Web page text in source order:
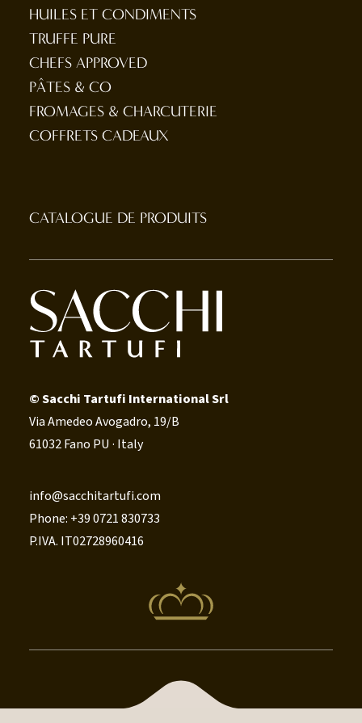
HUILES ET CONDIMENTS
TRUFFE PURE
CHEFS APPROVED
PÂTES & CO
FROMAGES & CHARCUTERIE
COFFRETS CADEAUX
CATALOGUE DE PRODUITS
© Sacchi Tartufi International Srl
Via Amedeo Avogadro, 19/B
61032 Fano PU · Italy
info@sacchitartufi.com
Phone: +39 0721 830733
P.IVA. IT02728960416